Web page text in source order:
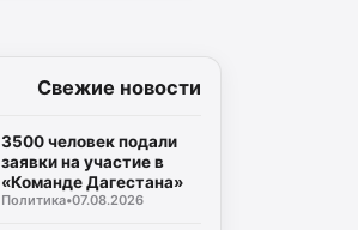
Свежие новости
3500 человек подали
заявки на участие в
«Команде Дагестана»
Политика•07.08.2026